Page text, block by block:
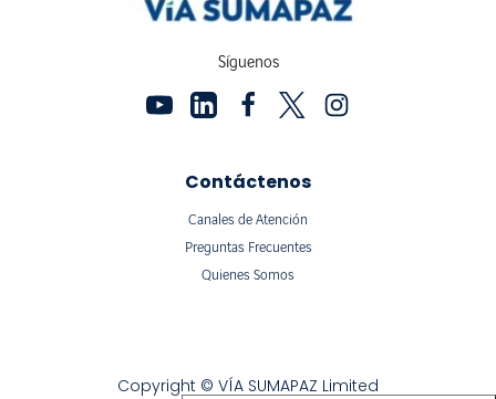
Síguenos
Contáctenos
Canales de Atención
Preguntas Frecuentes
Quienes Somos
Copyright © VÍA SUMAPAZ Limited